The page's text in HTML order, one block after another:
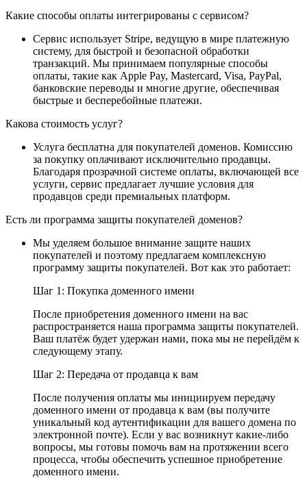
Какие способы оплаты интегрированы с сервисом?
Сервис использует Stripe, ведущую в мире платежную
систему, для быстрой и безопасной обработки
транзакций. Мы принимаем популярные способы
оплаты, такие как Apple Pay, Mastercard, Visa, PayPal,
банковские переводы и многие другие, обеспечивая
быстрые и бесперебойные платежи.
Какова стоимость услуг?
Услуга бесплатна для покупателей доменов. Комиссию
за покупку оплачивают исключительно продавцы.
Благодаря прозрачной системе оплаты, включающей все
услуги, сервис предлагает лучшие условия для
продавцов среди премиальных платформ.
Есть ли программа защиты покупателей доменов?
Мы уделяем большое внимание защите наших
покупателей и поэтому предлагаем комплексную
программу защиты покупателей. Вот как это работает:
Шаг 1: Покупка доменного имени
После приобретения доменного имени на вас
распространяется наша программа защиты покупателей.
Ваш платёж будет удержан нами, пока мы не перейдём к
следующему этапу.
Шаг 2: Передача от продавца к вам
После получения оплаты мы инициируем передачу
доменного имени от продавца к вам (вы получите
уникальный код аутентификации для вашего домена по
электронной почте). Если у вас возникнут какие-либо
вопросы, мы готовы помочь вам на протяжении всего
процесса, чтобы обеспечить успешное приобретение
доменного имени.